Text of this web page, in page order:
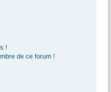
!
de ce forum !